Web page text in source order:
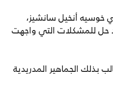
خوسيه أنخيل سانشيز،
حل للمشكلات التي واجهت
بذلك الجماهير المدريدية